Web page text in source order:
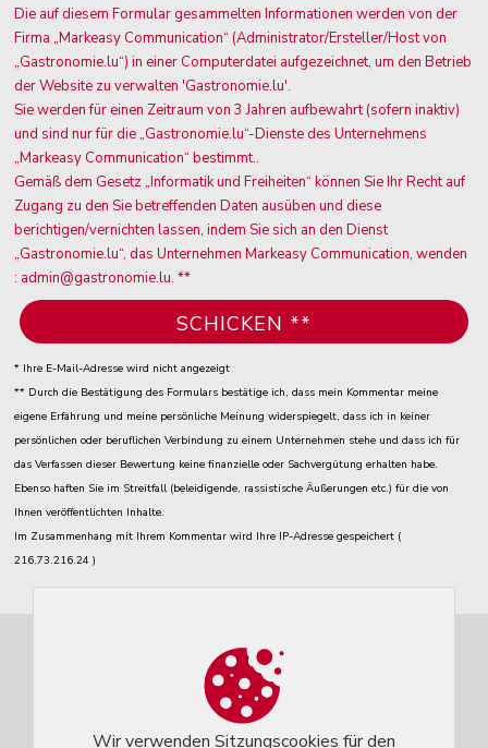
Die auf diesem Formular gesammelten Informationen werden von der
Firma „Markeasy Communication“ (Administrator/Ersteller/Host von
„Gastronomie.lu“) in einer Computerdatei aufgezeichnet, um den Betrieb
der Website zu verwalten 'Gastronomie.lu'.
Sie werden für einen Zeitraum von 3 Jahren aufbewahrt (sofern inaktiv)
und sind nur für die „Gastronomie.lu“-Dienste des Unternehmens
„Markeasy Communication“ bestimmt..
Gemäß dem Gesetz „Informatik und Freiheiten“ können Sie Ihr Recht auf
Zugang zu den Sie betreffenden Daten ausüben und diese
berichtigen/vernichten lassen, indem Sie sich an den Dienst
„Gastronomie.lu“, das Unternehmen Markeasy Communication, wenden
: admin@gastronomie.lu. **
* Ihre E-Mail-Adresse wird nicht angezeigt
** Durch die Bestätigung des Formulars bestätige ich, dass mein Kommentar meine
eigene Erfahrung und meine persönliche Meinung widerspiegelt, dass ich in keiner
persönlichen oder beruflichen Verbindung zu einem Unternehmen stehe und dass ich für
das Verfassen dieser Bewertung keine finanzielle oder Sachvergütung erhalten habe.
Ebenso haften Sie im Streitfall (beleidigende, rassistische Äußerungen etc.) für die von
Ihnen veröffentlichten Inhalte.
Im Zusammenhang mit Ihrem Kommentar wird Ihre IP-Adresse gespeichert (
216.73.216.24 )
Wir verwenden Sitzungscookies für den